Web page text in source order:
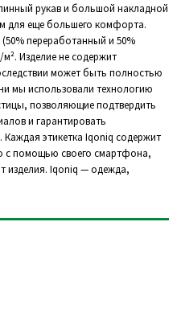
рукав и большой накладной
для еще большего комфорта.
переработанный и 50%
Изделие не содержит
может быть полностью
мы использовали технологию
позволяющие подтвердить
и гарантировать
Каждая этикетка Iqoniq содержит
с помощью своего смартфона,
изделия. Iqoniq — одежда,